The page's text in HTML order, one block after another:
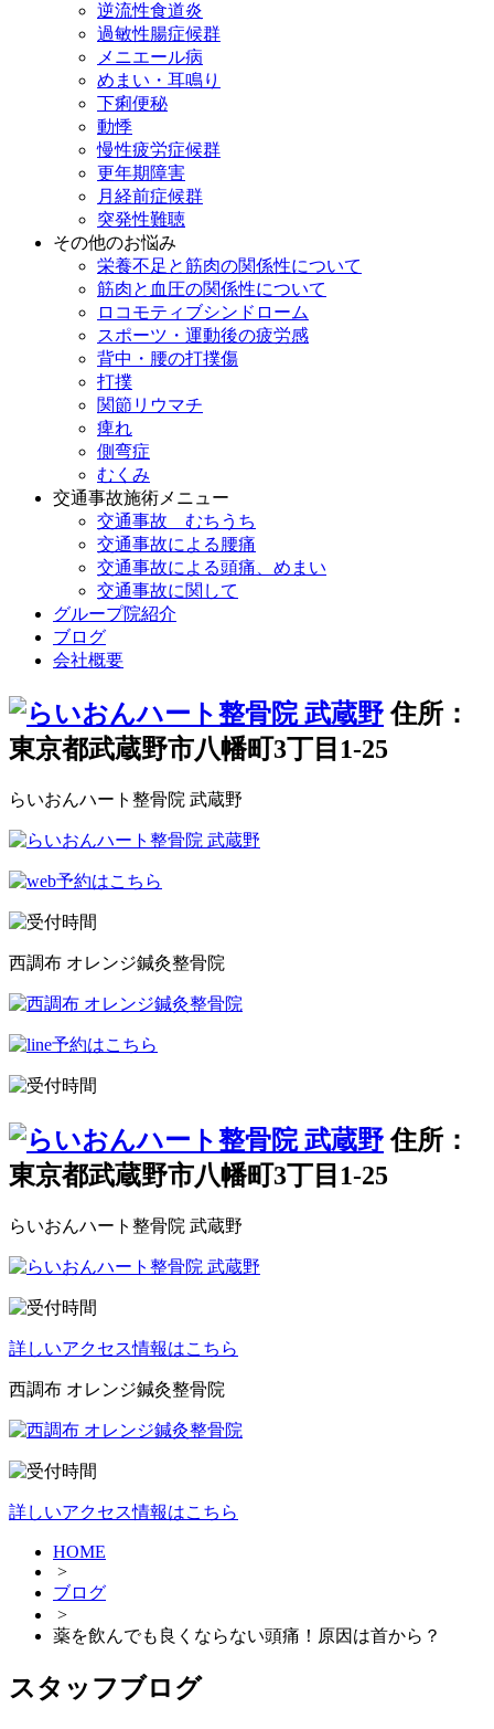
逆流性食道炎
過敏性腸症候群
メニエール病
めまい・耳鳴り
下痢便秘
動悸
慢性疲労症候群
更年期障害
月経前症候群
突発性難聴
その他のお悩み
栄養不足と筋肉の関係性について
筋肉と血圧の関係性について
ロコモティブシンドローム
スポーツ・運動後の疲労感
背中・腰の打撲傷
打撲
関節リウマチ
痺れ
側弯症
むくみ
交通事故施術メニュー
交通事故 むちうち
交通事故による腰痛
交通事故による頭痛、めまい
交通事故に関して
グループ院紹介
ブログ
会社概要
住所：
東京都武蔵野市八幡町3丁目1-25
らいおんハート整骨院 武蔵野
西調布 オレンジ鍼灸整骨院
住所：
東京都武蔵野市八幡町3丁目1-25
らいおんハート整骨院 武蔵野
詳しいアクセス情報はこちら
西調布 オレンジ鍼灸整骨院
詳しいアクセス情報はこちら
HOME
>
ブログ
>
薬を飲んでも良くならない頭痛！原因は首から？
スタッフブログ